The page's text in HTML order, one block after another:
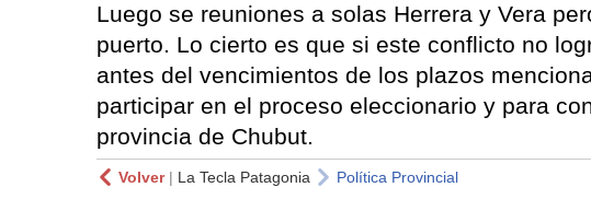
Luego se reuniones a solas Herrera y Vera
puerto. Lo cierto es que si este conflicto no
antes del vencimientos de los plazos
participar en el proceso eleccionario y para
provincia de Chubut.
Volver| La Tecla Patagonia Política Provincial